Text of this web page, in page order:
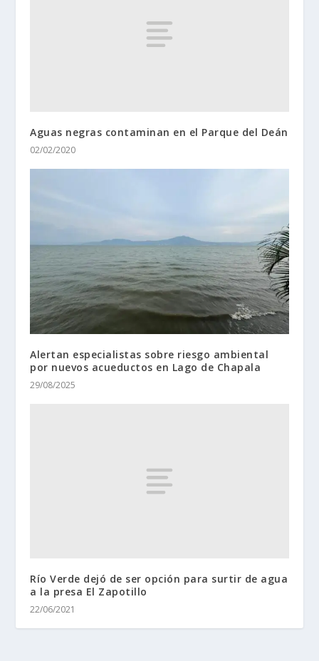
Aguas negras contaminan en el Parque del Deán
02/02/2020
Alertan especialistas sobre riesgo ambiental
por nuevos acueductos en Lago de Chapala
29/08/2025
Río Verde dejó de ser opción para surtir de agua
a la presa El Zapotillo
22/06/2021